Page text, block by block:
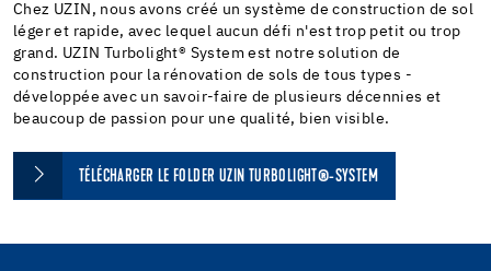
Chez UZIN, nous avons créé un système de construction de sol
léger et rapide, avec lequel aucun défi n'est trop petit ou trop
grand. UZIN Turbolight® System est notre solution de
construction pour la rénovation de sols de tous types -
développée avec un savoir-faire de plusieurs décennies et
beaucoup de passion pour une qualité, bien visible.
TÉLÉCHARGER LE FOLDER UZIN TURBOLIGHT®-SYSTEM